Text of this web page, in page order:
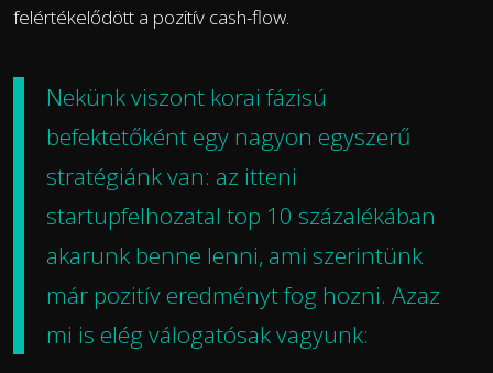
felértékelődött a pozitív cash-flow.
Nekünk viszont korai fázisú
befektetőként egy nagyon egyszerű
stratégiánk van: az itteni
startupfelhozatal top 10 százalékában
akarunk benne lenni, ami szerintünk
már pozitív eredményt fog hozni. Azaz
mi is elég válogatósak vagyunk: